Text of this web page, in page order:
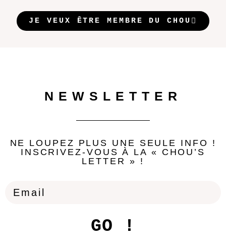
JE VEUX ÊTRE MEMBRE DU CHOU
NEWSLETTER
NE LOUPEZ PLUS UNE SEULE INFO !
INSCRIVEZ-VOUS À LA « CHOU’S
LETTER » !
GO !